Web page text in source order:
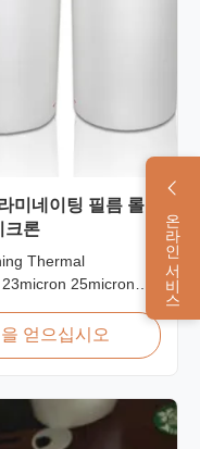
온라인 서비스
미네이팅 필름 롤
크론
Thermal
25micron
Roll is used to
or paperboard by
two finishings:
...
얻으십시오